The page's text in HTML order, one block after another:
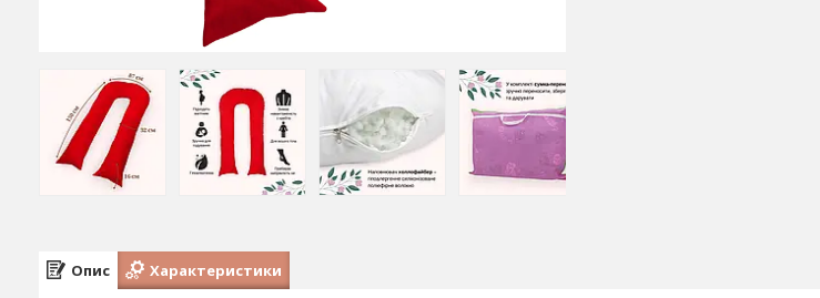
Опис Характеристики